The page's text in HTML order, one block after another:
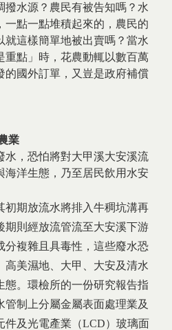
撥水源？農民有被告知嗎？水
一點一點堆積起來的，農民的
就這樣簡單地被出賣嗎？當水
重點」時，花農動輒以數百萬
的國外訂單，又豈是政府補償
業
水，恐怕將對大甲溪大安溪流
海洋生態，乃至居民飲用水安
初期放流水將排入牛稠坑溝再
期則經放流管流至大安溪下游
分複雜且具毒性，這些廢水恐
高美濕地、大甲、大安及清水
態。環檢所的一份研究報告指
管制上分屬金屬表面處理業及
件及光電產業（LCD）玻璃面